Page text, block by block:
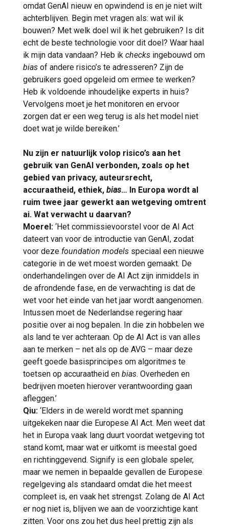
omdat GenAI nieuw en opwindend is en je niet wilt
achterblijven. Begin met vragen als: wat wil ik
bouwen? Met welk doel wil ik het gebruiken? Is dit
echt de beste technologie voor dit doel? Waar haal
ik mijn data vandaan? Heb ik checks ingebouwd om
bias of andere risico’s te adresseren? Zijn de
gebruikers goed opgeleid om ermee te werken?
Heb ik voldoende inhoudelijke experts in huis?
Vervolgens moet je het monitoren en ervoor
zorgen dat er een weg terug is als het model niet
doet wat je wilde bereiken.’
Nu zijn er natuurlijk volop risico’s aan het
gebruik van GenAI verbonden, zoals op het
gebied van privacy, auteursrecht,
accuraatheid, ethiek, bias… In Europa wordt al
ruim twee jaar gewerkt aan wetgeving omtrent
ai. Wat verwacht u daarvan?
Moerel: ‘Het commissievoorstel voor de AI Act
dateert van voor de introductie van GenAI, zodat
voor deze foundation models speciaal een nieuwe
categorie in de wet moest worden gemaakt. De
onderhandelingen over de AI Act zijn inmiddels in
de afrondende fase, en de verwachting is dat de
wet voor het einde van het jaar wordt aangenomen.
Intussen moet de Nederlandse regering haar
positie over ai nog bepalen. In die zin hobbelen we
als land te ver achteraan. Op de AI Act is van alles
aan te merken – net als op de AVG – maar deze
geeft goede basisprincipes om algoritmes te
toetsen op accuraatheid en bias. Overheden en
bedrijven moeten hierover verantwoording gaan
afleggen.’
Qiu: ‘Elders in de wereld wordt met spanning
uitgekeken naar die Europese AI Act. Men weet dat
het in Europa vaak lang duurt voordat wetgeving tot
stand komt, maar wat er uitkomt is meestal goed
en richtinggevend. Signify is een globale speler,
maar we nemen in bepaalde gevallen de Europese
regelgeving als standaard omdat die het meest
compleet is, en vaak het strengst. Zolang de AI Act
er nog niet is, blijven we aan de voorzichtige kant
zitten. Voor ons zou het dus heel prettig zijn als